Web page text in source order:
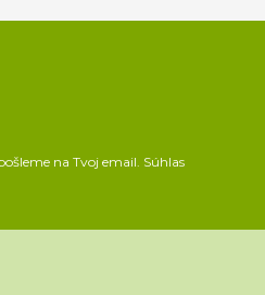
na Tvoj email. Súhlas